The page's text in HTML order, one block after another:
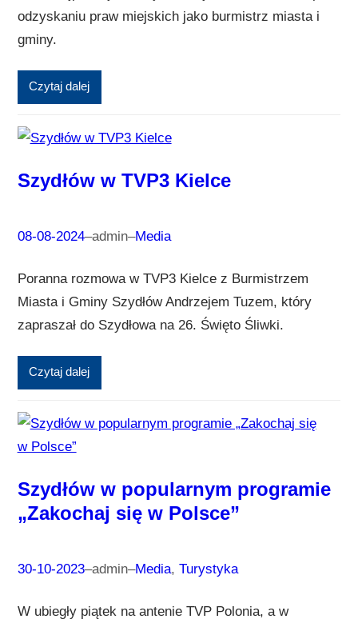
odzyskaniu praw miejskich jako burmistrz miasta i
gminy.
Czytaj dalej
Szydłów w TVP3 Kielce
08-08-2024–admin–Media
Poranna rozmowa w TVP3 Kielce z Burmistrzem
Miasta i Gminy Szydłów Andrzejem Tuzem, który
zapraszał do Szydłowa na 26. Święto Śliwki.
Czytaj dalej
Szydłów w popularnym programie
„Zakochaj się w Polsce”
30-10-2023–admin–Media, Turystyka
W ubiegły piątek na antenie TVP Polonia, a w